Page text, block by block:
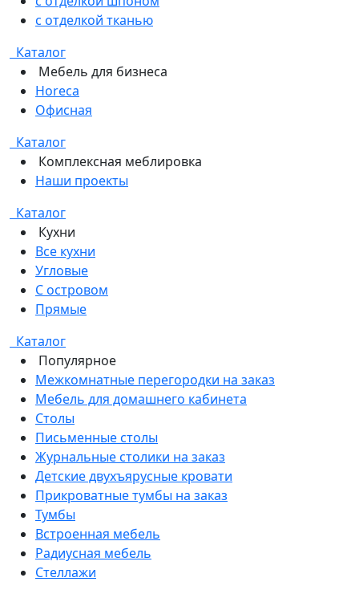
с отделкой тканью
Каталог
Мебель для бизнеса
Horeca
Офисная
Каталог
Комплексная меблировка
Наши проекты
Каталог
Кухни
Все кухни
Угловые
С островом
Прямые
Каталог
Популярное
Межкомнатные перегородки на заказ
Мебель для домашнего кабинета
Столы
Письменные столы
Журнальные столики на заказ
Детские двухъярусные кровати
Прикроватные тумбы на заказ
Тумбы
Встроенная мебель
Радиусная мебель
Стеллажи